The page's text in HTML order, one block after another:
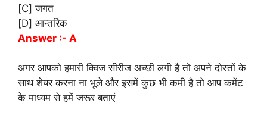
[C] जगत
[D] आन्तरिक
Answer :- A
अगर आपको हमारी क्विज सीरीज अच्छी लगी है तो अपने दोस्तों के
साथ शेयर करना ना भूले और इसमें कुछ भी कमी है तो आप कमेंट
के माध्यम से हमें जरूर बताएं